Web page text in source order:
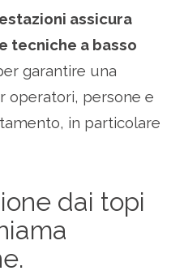
assicura
tecniche a basso
garantire una
operatori, persone e
in particolare
dai topi